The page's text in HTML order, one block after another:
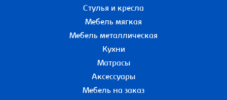
Стулья и кресла
Мебель мягкая
Мебель металлическая
Кухни
Матрасы
Аксессуары
Мебель на заказ